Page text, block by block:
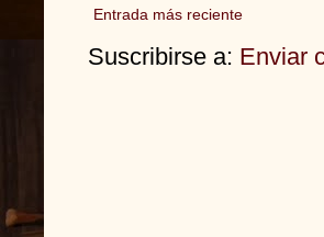
Entrada más reciente
Suscribirse a: Enviar